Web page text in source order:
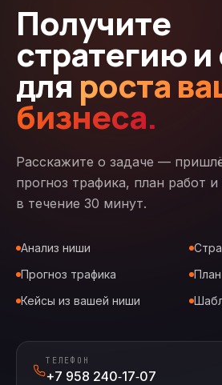
Получите
стратегию и
для роста
бизнеса.
Расскажите о задаче —
прогноз трафика, план работ
в течение 30 минут.
Анализ ниши
Прогноз трафика
Кейсы из вашей ниши
ТЕЛЕФОН
+7 958 240‑17‑07